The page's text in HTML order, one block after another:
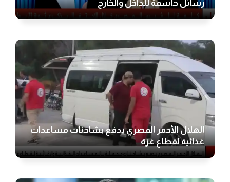
رسائل حاسمة للداخل والخارج
الهلال الأحمر المصري يدفع بشاحنات مساعدات
غذائية لقطاع غزة